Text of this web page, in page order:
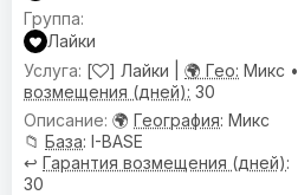
Лайки
[
] Лайки | 🌍 Гео: Микс •
возмещения (дней): 30
🌍 География: Микс
📁 База: I-BASE
↩️ Гарантия возмещения (дней):
30